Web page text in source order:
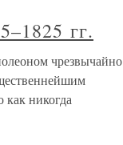
гг.
чрезвычайно
никогда